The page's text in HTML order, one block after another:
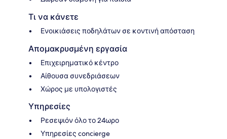
Τι να κάνετε
Ενοικιάσεις ποδηλάτων σε κοντινή απόσταση
Απομακρυσμένη εργασία
Επιχειρηματικό κέντρο
Αίθουσα συνεδριάσεων
Χώρος με υπολογιστές
Υπηρεσίες
Ρεσεψιόν όλο το 24ωρο
Υπηρεσίες concierge